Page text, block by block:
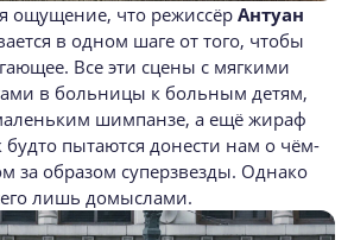
ощущение, что режиссёр Антуан
в одном шаге от того, чтобы
Все эти сцены с мягкими
в больницы к больным детям,
шимпанзе, а ещё жираф
будто пытаются донести нам о чём-
за образом суперзвезды. Однако
лишь домыслами.